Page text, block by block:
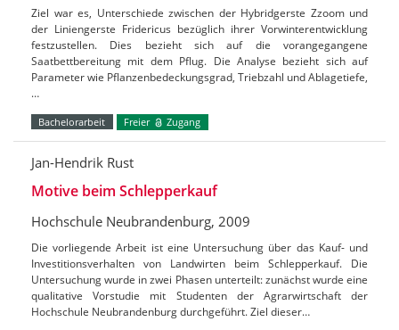
Ziel war es, Unterschiede zwischen der Hybridgerste Zzoom und
der Liniengerste Fridericus bezüglich ihrer Vorwinterentwicklung
festzustellen. Dies bezieht sich auf die vorangegangene
Saatbettbereitung mit dem Pflug. Die Analyse bezieht sich auf
Parameter wie Pflanzenbedeckungsgrad, Triebzahl und Ablagetiefe,
…
Bachelorarbeit Freier Zugang
Jan-Hendrik Rust
Motive beim Schlepperkauf
Hochschule Neubrandenburg, 2009
Die vorliegende Arbeit ist eine Untersuchung über das Kauf- und
Investitionsverhalten von Landwirten beim Schlepperkauf. Die
Untersuchung wurde in zwei Phasen unterteilt: zunächst wurde eine
qualitative Vorstudie mit Studenten der Agrarwirtschaft der
Hochschule Neubrandenburg durchgeführt. Ziel dieser…